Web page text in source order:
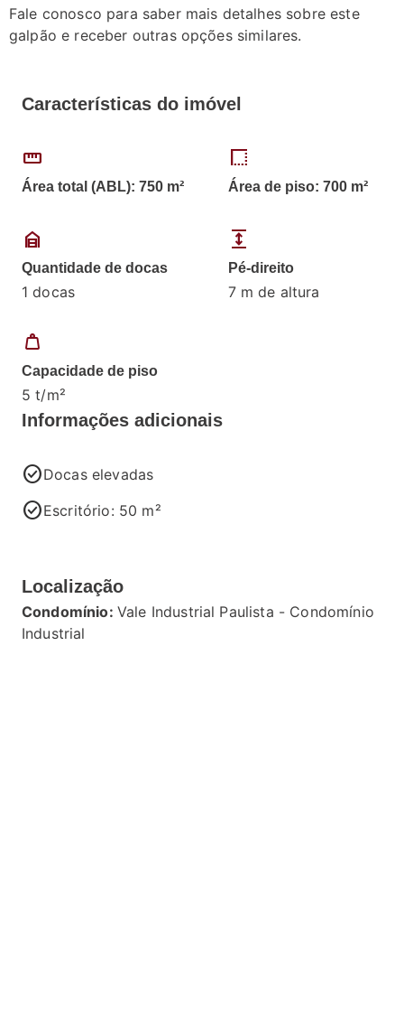
Fale conosco para saber mais detalhes sobre este
galpão e receber outras opções similares.
Características do imóvel
straighten
Área total (ABL): 750 m²
border_style
Área de piso: 700 m²
garage_home
Quantidade de docas
1 docas
expand
Pé-direito
7 m de altura
weight
Capacidade de piso
5 t/m²
Informações adicionais
check_circleDocas elevadas
check_circleEscritório: 50 m²
Localização
Condomínio: Vale Industrial Paulista - Condomínio
Industrial